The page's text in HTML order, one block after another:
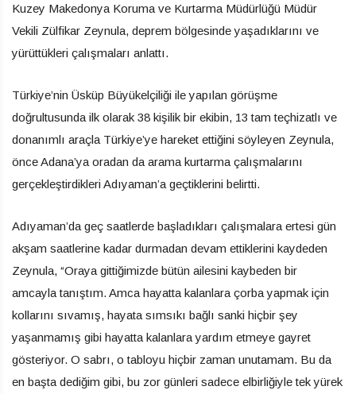
Kuzey Makedonya Koruma ve Kurtarma Müdürlüğü Müdür
Vekili Zülfikar Zeynula, deprem bölgesinde yaşadıklarını ve
yürüttükleri çalışmaları anlattı.
Türkiye’nin Üsküp Büyükelçiliği ile yapılan görüşme
doğrultusunda ilk olarak 38 kişilik bir ekibin, 13 tam teçhizatlı ve
donanımlı araçla Türkiye’ye hareket ettiğini söyleyen Zeynula,
önce Adana’ya oradan da arama kurtarma çalışmalarını
gerçekleştirdikleri Adıyaman’a geçtiklerini belirtti.
Adıyaman’da geç saatlerde başladıkları çalışmalara ertesi gün
akşam saatlerine kadar durmadan devam ettiklerini kaydeden
Zeynula, “Oraya gittiğimizde bütün ailesini kaybeden bir
amcayla tanıştım. Amca hayatta kalanlara çorba yapmak için
kollarını sıvamış, hayata sımsıkı bağlı sanki hiçbir şey
yaşanmamış gibi hayatta kalanlara yardım etmeye gayret
gösteriyor. O sabrı, o tabloyu hiçbir zaman unutamam. Bu da
en başta dediğim gibi, bu zor günleri sadece elbirliğiyle tek yürek